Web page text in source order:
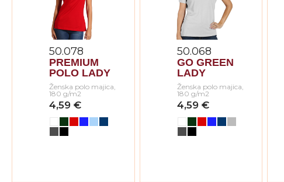
50.078
PREMIUM
POLO LADY
Ženska polo majica,
180 g/m2
4,59 €
50.068
GO GREEN
LADY
Ženska polo majica,
180 g/m2
4,59 €